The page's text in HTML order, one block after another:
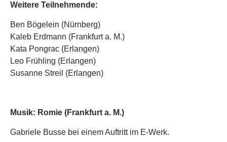
Weitere Teilnehmende:
Ben Bögelein (Nürnberg)
Kaleb Erdmann (Frankfurt a. M.)
Kata Pongrac (Erlangen)
Leo Frühling (Erlangen)
Susanne Streil (Erlangen)
Musik: Romie (Frankfurt a. M.)
Gabriele Busse bei einem Auftritt im E-Werk.